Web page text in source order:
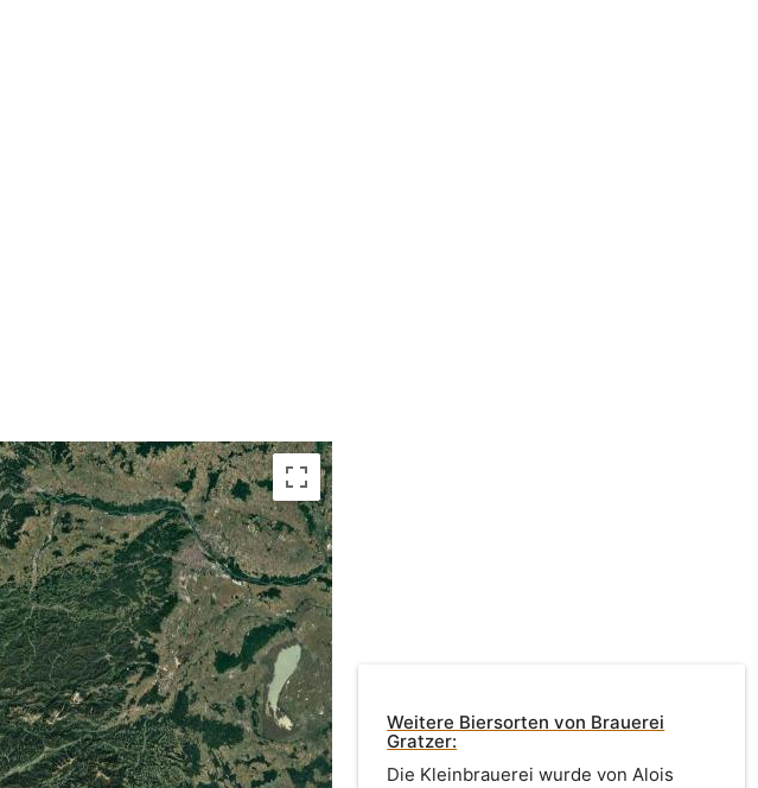
Weitere Biersorten von Brauerei
Gratzer:
Die Kleinbrauerei wurde von Alois